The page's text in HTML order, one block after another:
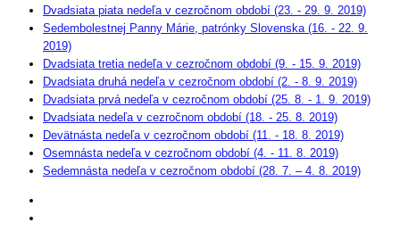
Dvadsiata piata nedeľa v cezročnom období (23. - 29. 9. 2019)
Sedembolestnej Panny Márie, patrónky Slovenska (16. - 22. 9.
2019)
Dvadsiata tretia nedeľa v cezročnom období (9. - 15. 9. 2019)
Dvadsiata druhá nedeľa v cezročnom období (2. - 8. 9. 2019)
Dvadsiata prvá nedeľa v cezročnom období (25. 8. - 1. 9. 2019)
Dvadsiata nedeľa v cezročnom období (18. - 25. 8. 2019)
Devätnásta nedeľa v cezročnom období (11. - 18. 8. 2019)
Osemnásta nedeľa v cezročnom období (4. - 11. 8. 2019)
Sedemnásta nedeľa v cezročnom období (28. 7. – 4. 8. 2019)